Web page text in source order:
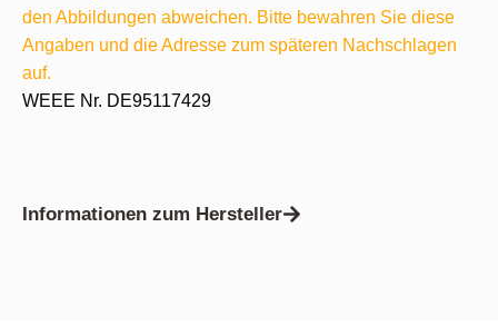
den Abbildungen abweichen. Bitte bewahren Sie diese
Angaben und die Adresse zum späteren Nachschlagen
auf.
WEEE Nr. DE95117429
Informationen zum Hersteller